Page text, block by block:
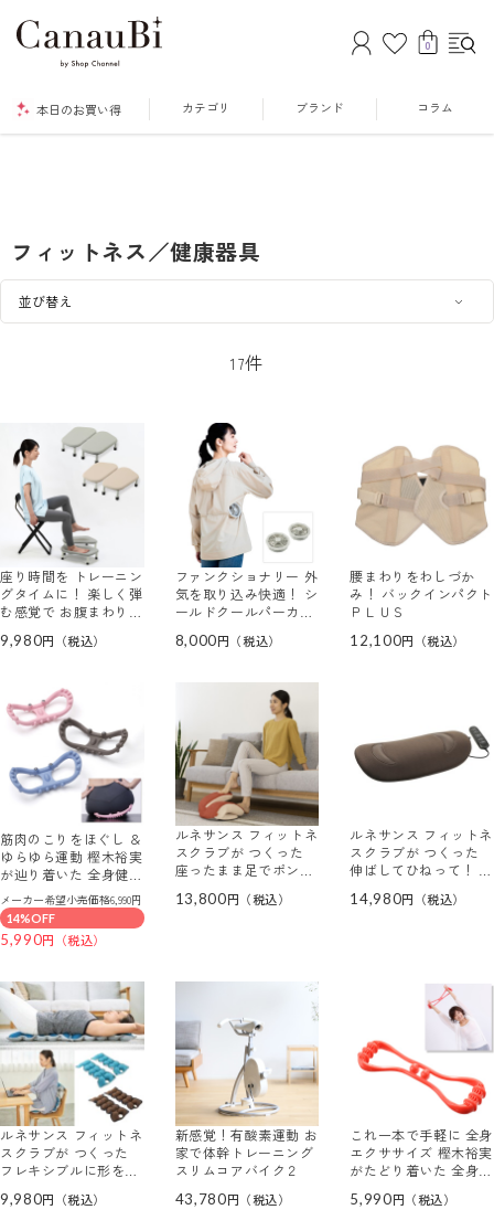
0
本日のお買い得 カテゴリ ブランド コラム
フィットネス／健康器具
17件
座り時間を トレーニン
グタイムに！ 楽しく弾
む感覚で お腹まわりを
さん
9,980
ファンクショナリー 外
気を取り込み快適！ シ
ールドクールパーカー
ァン
8,000
腰まわりをわしづか
み！ バックインパクト
ＰＬＵＳ
12,100
筋肉のこりをほぐし ＆
ゆらゆら運動 樫木裕実
が辿り着いた 全身健康
押圧リング
メーカー希望小売価格6,990円
14%OFF
5,990
ルネサンス フィットネ
スクラブが つくった
座ったまま足でポンポ
りの 筋肉にアプローチ
13,800
ルネサンス フィットネ
スクラブが つくった
伸ばしてひねって！ 寝
エアスリマー
14,980
ルネサンス フィットネ
スクラブが つくった
フレキシブルに形を変
ッチ！ キューフィッタ
9,980
新感覚！有酸素運動 お
家で体幹トレーニング
スリムコアバイク２
43,780
これ一本で手軽に 全身
エクササイズ 樫木裕実
がたどり着いた 全身健
5,990